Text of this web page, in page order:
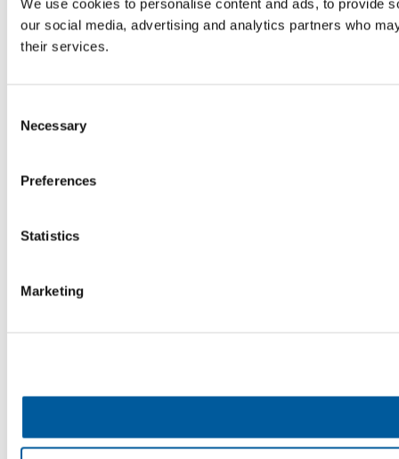
We use cookies to personalise content and ads, to provide
our social media, advertising and analytics partners who
their services.
Selection
Necessary
Preferences
Statistics
Marketing